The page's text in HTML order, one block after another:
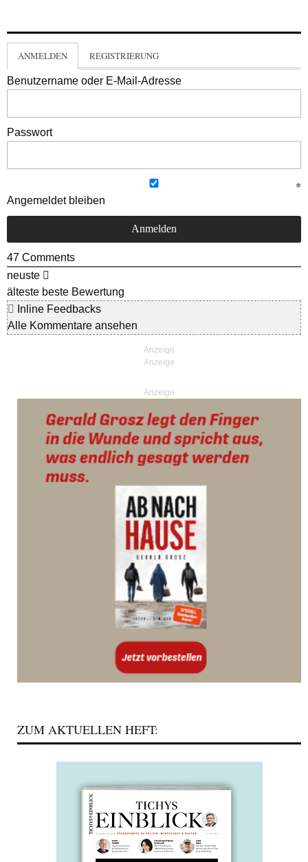
ANMELDEN REGISTRIERUNG
Benutzername oder E-Mail-Adresse
Passwort
Angemeldet bleiben
47 Comments
neuste
älteste beste Bewertung
Inline Feedbacks
Alle Kommentare ansehen
Anzeige
ZUM AKTUELLEN HEFT: